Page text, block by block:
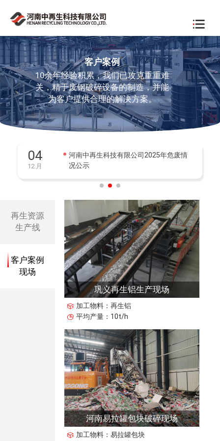
客户案例
10余年经验积累，我们已攻克重重难
关，精于废钢破碎设备的制造，并能
为客户提供合理的解决方案。
04
12 月
河南中再生科技有限公司2025年危废情
况公示
再生资源
生产线
客户案例
现场
巩义再生铝生产现场
加工物料：再生铝
平均产量：10t/h
河南易拉罐包块破碎现场
加工物料：易拉罐包块